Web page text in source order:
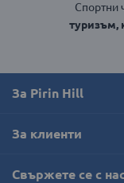
Спортни
туризъм,
За Pirin Hill
За клиенти
Свържете се с